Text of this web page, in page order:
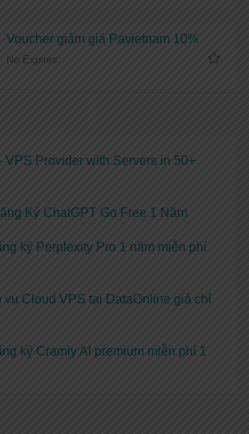
Voucher giảm giá Pavietnam 10%
No Expires
VPS Provider with Servers in 50+
Ký ChatGPT Go Free 1 Năm
ký Perplexity Pro 1 năm miễn phí
vụ Cloud VPS tại DataOnline giá chỉ
ký Cramly AI premium miễn phí 1